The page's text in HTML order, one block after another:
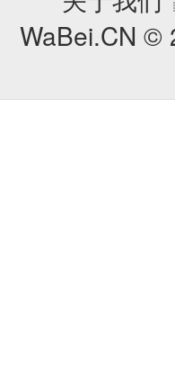
┊
WaBei.CN ©